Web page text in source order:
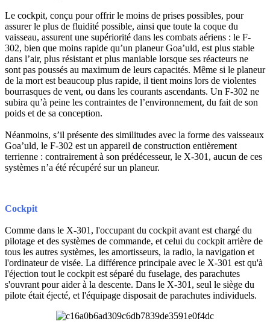
Le cockpit, conçu pour offrir le moins de prises possibles, pour
assurer le plus de fluidité possible, ainsi que toute la coque du
vaisseau, assurent une supériorité dans les combats aériens : le F-
302, bien que moins rapide qu’un planeur Goa’uld, est plus stable
dans l’air, plus résistant et plus maniable lorsque ses réacteurs ne
sont pas poussés au maximum de leurs capacités. Même si le planeur
de la mort est beaucoup plus rapide, il tient moins lors de violentes
bourrasques de vent, ou dans les courants ascendants. Un F-302 ne
subira qu’à peine les contraintes de l’environnement, du fait de son
poids et de sa conception.
Néanmoins, s’il présente des similitudes avec la forme des vaisseaux
Goa’uld, le F-302 est un appareil de construction entièrement
terrienne : contrairement à son prédécesseur, le X-301, aucun de ces
systèmes n’a été récupéré sur un planeur.
Cockpit
Comme dans le X-301, l'occupant du cockpit avant est chargé du
pilotage et des systèmes de commande, et celui du cockpit arrière de
tous les autres systèmes, les amortisseurs, la radio, la navigation et
l'ordinateur de visée. La différence principale avec le X-301 est qu'à
l'éjection tout le cockpit est séparé du fuselage, des parachutes
s'ouvrant pour aider à la descente. Dans le X-301, seul le siège du
pilote était éjecté, et l'équipage disposait de parachutes individuels.